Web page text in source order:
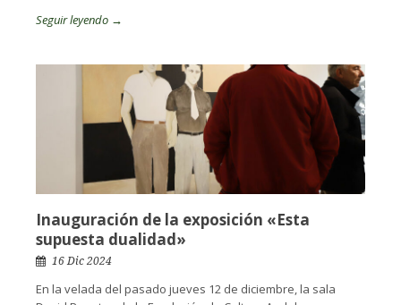
Seguir leyendo →
Inauguración de la exposición «Esta
supuesta dualidad»
16 Dic 2024
En la velada del pasado jueves 12 de diciembre, la sala